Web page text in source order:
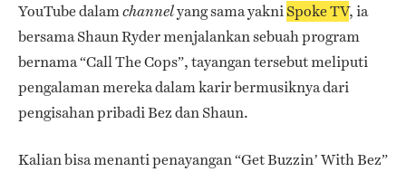
YouTube dalamchannelyang sama yakniSpoke TV, ia
bersama Shaun Ryder menjalankan sebuah program
bernama “Call The Cops”, tayangan tersebut meliputi
pengalaman mereka dalam karir bermusiknya dari
pengisahan pribadi Bez dan Shaun.
Kalian bisa menanti penayangan “Get Buzzin’ With Bez”